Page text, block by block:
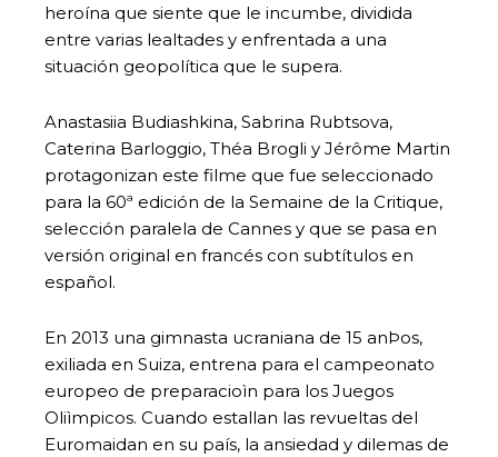
heroína que siente que le incumbe, dividida
entre varias lealtades y enfrentada a una
situación geopolítica que le supera.
Anastasiia Budiashkina, Sabrina Rubtsova,
Caterina Barloggio, Théa Brogli y Jérôme Martin
protagonizan este filme que fue seleccionado
para la 60ª edición de la Semaine de la Critique,
selección paralela de Cannes y que se pasa en
versión original en francés con subtítulos en
español.
En 2013 una gimnasta ucraniana de 15 anÞos,
exiliada en Suiza, entrena para el campeonato
europeo de preparacioìn para los Juegos
Oliìmpicos. Cuando estallan las revueltas del
Euromaidan en su país, la ansiedad y dilemas de